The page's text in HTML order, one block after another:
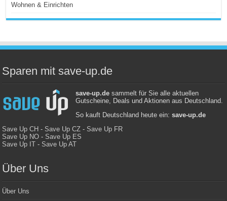
Wohnen & Einrichten
Sparen mit save-up.de
save-up.desammelt für Sie alle aktuellen
Gutscheine, Deals und Aktionen aus Deutschland.
So kauft Deutschland heute ein: save-up.de
Save Up CH -Save Up CZ -Save Up FR
Save Up NO -Save Up ES
Save Up IT -Save Up AT
Über Uns
Über Uns